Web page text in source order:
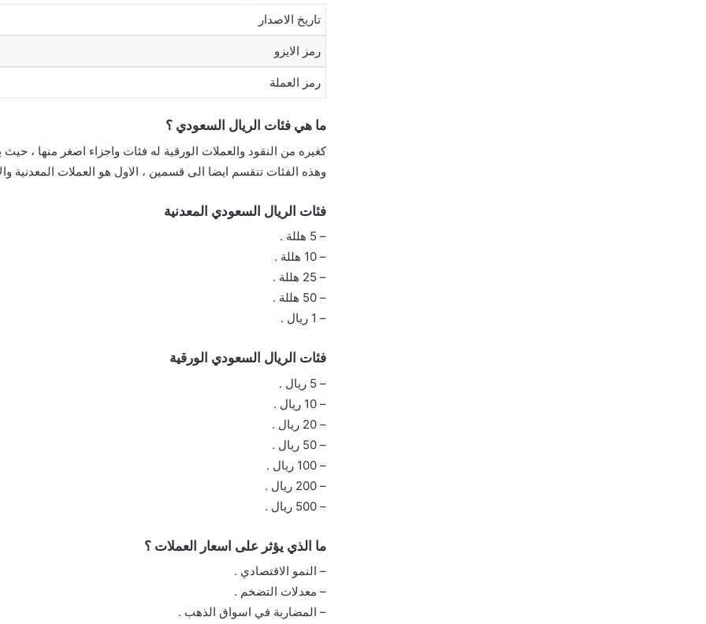
تاريخ الاصدار
رمز الايزو
رمز العملة
ما هي فئات الريال السعودي ؟
كغيره من النقود والعملات الورقية له فئات واجزاء اصغر منها ، حيث يحتوي
وهذه الفئات تنقسم ايضا الى قسمين ، الاول هو العملات المعدنية
فئات الريال السعودي المعدنية
– 5 هللة .
– 10 هللة .
– 25 هللة .
– 50 هللة .
– 1 ريال .
فئات الريال السعودي الورقية
– 5 ريال .
– 10 ريال .
– 20 ريال .
– 50 ريال .
– 100 ريال .
– 200 ريال .
– 500 ريال .
ما الذي يؤثر على اسعار العملات ؟
– النمو الاقتصادي .
– معدلات التضخم .
– المضاربة في اسواق الذهب .